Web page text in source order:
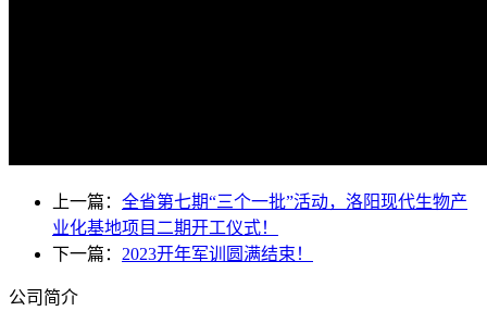
上一篇： 全省第七期“三个一批”活动，洛阳现代生物产
业化基地项目二期开工仪式！
下一篇： 2023开年军训圆满结束！
公司简介